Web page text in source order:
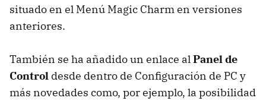
situado en el Menú Magic Charm en versiones
anteriores.
También se ha añadido un enlace alPanel de
Control desde dentro de Configuración de PC y
más novedades como, por ejemplo, la posibilidad